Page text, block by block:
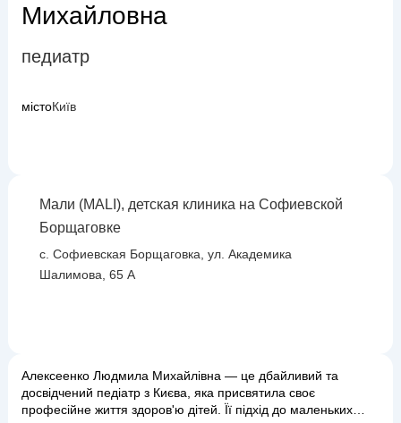
Михайловна
педиатр
містоКиїв
Мали (MALI), детская клиника на Софиевской
Борщаговке
с. Софиевская Борщаговка, ул. Академика
Шалимова, 65 А
Алексеенко Людмила Михайлівна — це дбайливий та
досвідчений педіатр з Києва, яка присвятила своє
професійне життя здоров'ю дітей. Її підхід до маленьких